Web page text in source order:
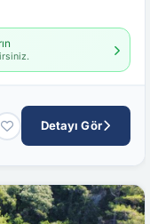
Detayı Gör